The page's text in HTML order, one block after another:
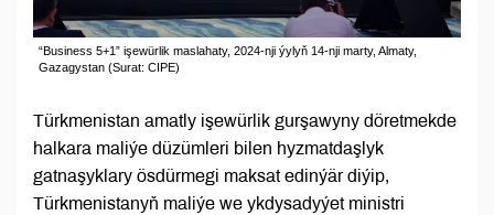
“Business 5+1” işewürlik maslahaty, 2024-nji ýylyň 14-nji marty, Almaty,
Gazagystan (Surat: CIPE)
Türkmenistan amatly işewürlik gurşawyny döretmekde
halkara maliýe düzümleri bilen hyzmatdaşlyk
gatnaşyklary ösdürmegi maksat edinýär diýip,
Türkmenistanyň maliýe we ykdysadyýet ministri